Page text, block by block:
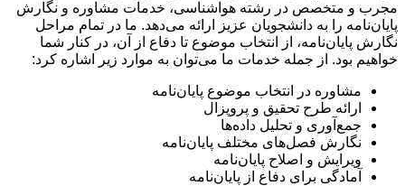
مجرب و متخصص در رشته هواشناسی، خدمات مشاوره و نگارش
پایان‌نامه را به دانشجویان عزیز ارائه می‌دهد. ما در تمام مراحل
نگارش پایان‌نامه، از انتخاب موضوع تا دفاع از آن، در کنار شما
خواهیم بود. از جمله خدمات ما می‌توان به موارد زیر اشاره کرد:
مشاوره در انتخاب موضوع پایان‌نامه
ارائه طرح تحقیق و پروپزال
جمع‌آوری و تحلیل داده‌ها
نگارش فصل‌های مختلف پایان‌نامه
ویرایش و اصلاح پایان‌نامه
آمادگی برای دفاع از پایان‌نامه